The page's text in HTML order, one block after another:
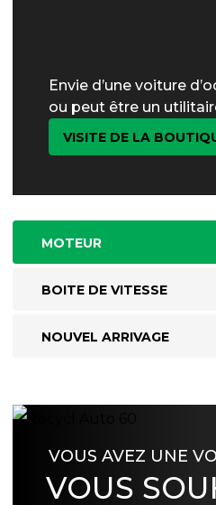
Envie d’une voiture
ou peut être un
VISITE DE LA
MOTEUR
BOITE DE VITESSE
NOUVEL ARRIVAGE
VOUS AVEZ UNE
VOUS